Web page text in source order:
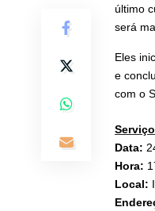
último
será
Eles
e
com o
Serviço
Data:
Hora:
Local: